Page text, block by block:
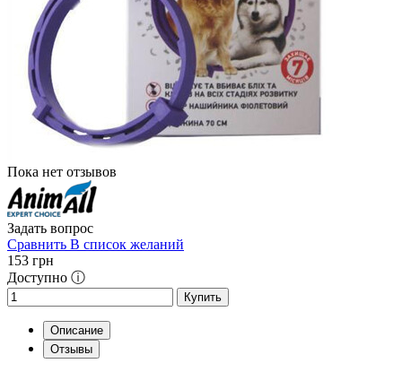
Пока нет отзывов
Задать вопрос
Сравнить В список желаний
153 грн
Доступно ⓘ
Купить
Описание
Отзывы